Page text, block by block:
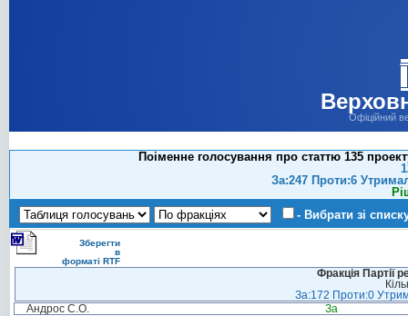
Офіційний
Поіменне голосування про статтю 135
За:247 Проти:6
- Вибрати зі
Зберегти
в
форматі RTF
Фракція Партії
За:172 Проти:0
Андрос С.О.
За